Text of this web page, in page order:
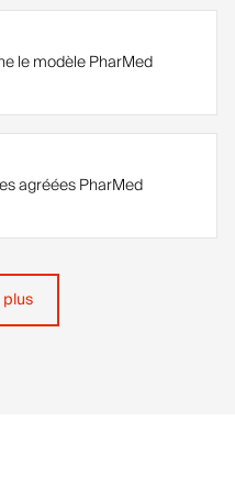
le modèle PharMed
agréées PharMed